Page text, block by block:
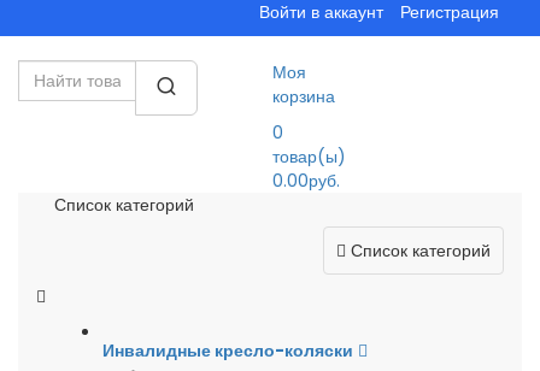
Войти в аккаунт Регистрация
Моя
корзина
0
товар(ы)
0.00руб.
Список категорий
Список категорий
Инвалидные кресло-коляски